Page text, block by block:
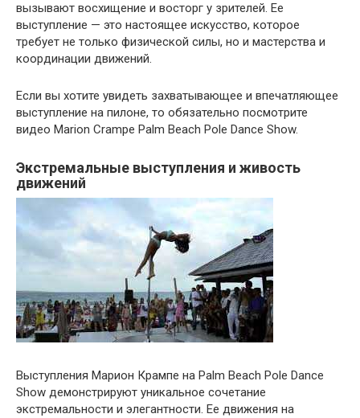
вызывают восхищение и восторг у зрителей. Ее
выступление — это настоящее искусство, которое
требует не только физической силы, но и мастерства и
координации движений.
Если вы хотите увидеть захватывающее и впечатляющее
выступление на пилоне, то обязательно посмотрите
видео Marion Crampe Palm Beach Pole Dance Show.
Экстремальные выступления и живость
движений
Выступления Марион Крампе на Palm Beach Pole Dance
Show демонстрируют уникальное сочетание
экстремальности и элегантности. Ее движения на